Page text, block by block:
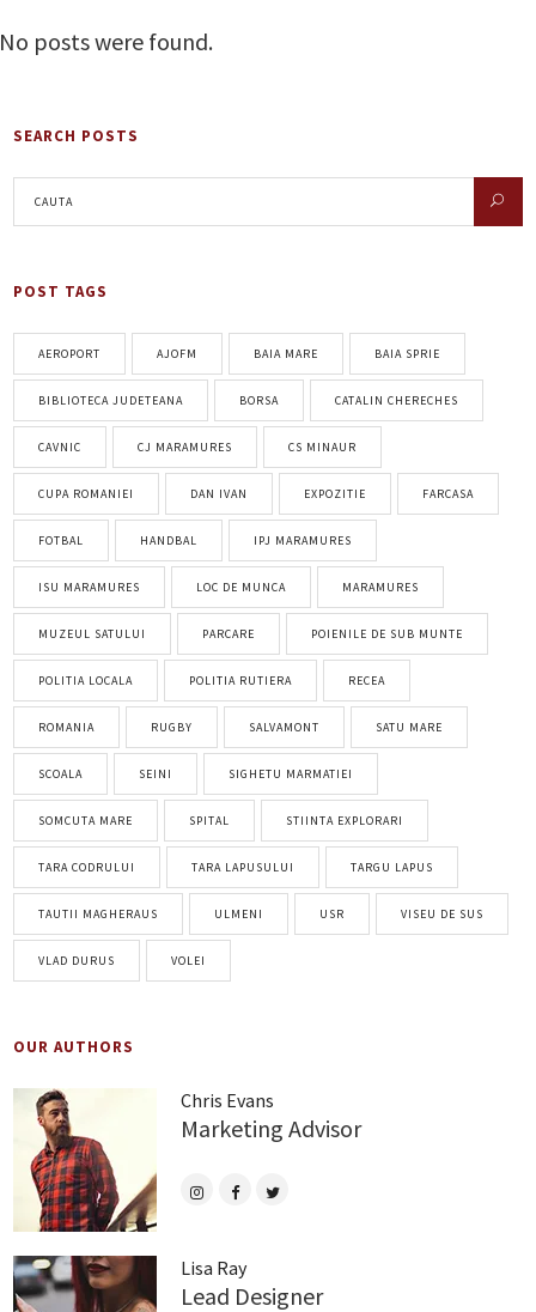
No posts were found.
SEARCH POSTS
POST TAGS
AEROPORT AJOFM BAIA MARE BAIA SPRIE
BIBLIOTECA JUDETEANA BORSA CATALIN CHERECHES
CAVNIC CJ MARAMURES CS MINAUR
CUPA ROMANIEI DAN IVAN EXPOZITIE FARCASA
FOTBAL HANDBAL IPJ MARAMURES
ISU MARAMURES LOC DE MUNCA MARAMURES
MUZEUL SATULUI PARCARE POIENILE DE SUB MUNTE
POLITIA LOCALA POLITIA RUTIERA RECEA
ROMANIA RUGBY SALVAMONT SATU MARE
SCOALA SEINI SIGHETU MARMATIEI
SOMCUTA MARE SPITAL STIINTA EXPLORARI
TARA CODRULUI TARA LAPUSULUI TARGU LAPUS
TAUTII MAGHERAUS ULMENI USR VISEU DE SUS
VLAD DURUS VOLEI
OUR AUTHORS
Chris Evans
Marketing Advisor
Lisa Ray
Lead Designer